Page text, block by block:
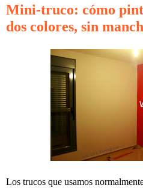
Mini-truco: cómo
dos colores, sin
Los trucos que usamos